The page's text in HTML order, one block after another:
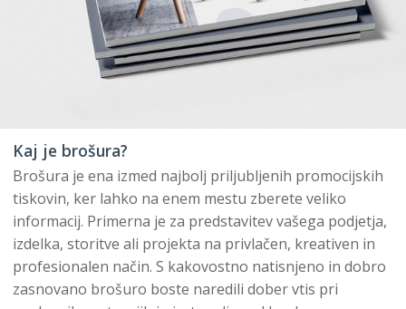
Kaj je brošura?
Brošura je ena izmed najbolj priljubljenih promocijskih
tiskovin, ker lahko na enem mestu zberete veliko
informacij. Primerna je za predstavitev vašega podjetja,
izdelka, storitve ali projekta na privlačen, kreativen in
profesionalen način. S kakovostno natisnjeno in dobro
zasnovano brošuro boste naredili dober vtis pri